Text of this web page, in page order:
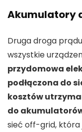
Akumulatory
Druga droga
wszystkie
przydomowa
podłączona do
kosztów
do
sieć off-grid, która